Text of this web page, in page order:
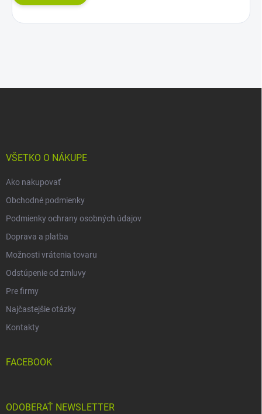
VŠETKO O NÁKUPE
Ako nakupovať
Obchodné podmienky
Podmienky ochrany osobných údajov
Doprava a platba
Možnosti vrátenia tovaru
Odstúpenie od zmluvy
Pre firmy
Najčastejšie otázky
Kontakty
FACEBOOK
ODOBERAŤ NEWSLETTER